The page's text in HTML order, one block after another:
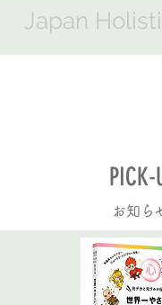
Japan
PICK-
お知ら